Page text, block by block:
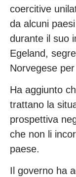
coercitive
da alcuni
durante il suo
Egeland,
Norvegese
Ha aggiunto
trattano la
prospettiva
che non li
paese.
Il governo ha